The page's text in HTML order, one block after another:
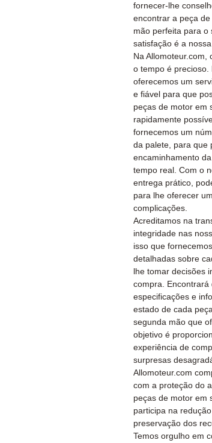
fornecer-lhe
encontrar a peça
mão perfeita para o
satisfação é a
Na Allomoteur.com,
o tempo é precioso.
oferecemos um
e fiável para que
peças de motor em
rapidamente
fornecemos um
da palete, para que
encaminhamento
tempo real. Com o
entrega prático,
para lhe oferecer
complicações.
Acreditamos na
integridade nas
isso que
detalhadas sobre
lhe tomar decisões
compra. Encontrará
especificações e
estado de cada
segunda mão que
objetivo é
experiência de
surpresas
Allomoteur.com
com a proteção do
peças de motor em
participa na
preservação dos
Temos orgulho em